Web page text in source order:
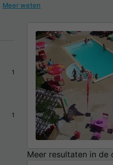
Meer weten
1
1
Meer resultaten in de